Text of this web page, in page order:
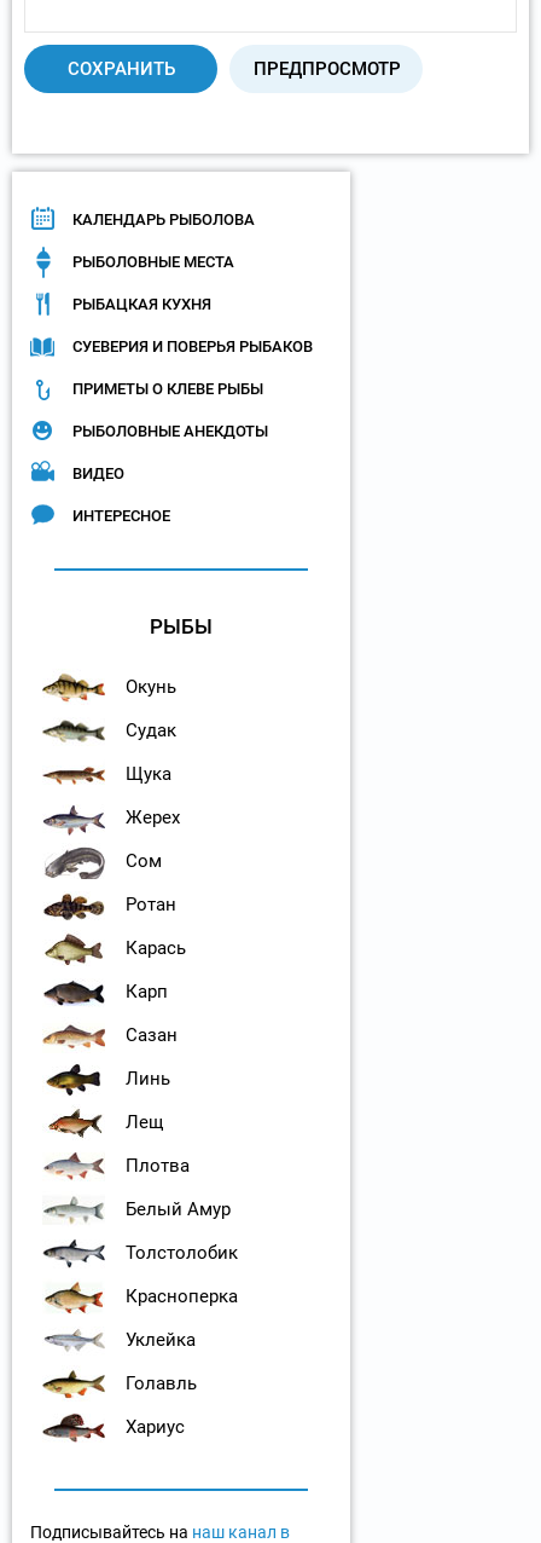
КАЛЕНДАРЬ РЫБОЛОВА
РЫБОЛОВНЫЕ МЕСТА
РЫБАЦКАЯ КУХНЯ
СУЕВЕРИЯ И ПОВЕРЬЯ РЫБАКОВ
ПРИМЕТЫ О КЛЕВЕ РЫБЫ
РЫБОЛОВНЫЕ АНЕКДОТЫ
ВИДЕО
ИНТЕРЕСНОЕ
РЫБЫ
Окунь
Судак
Щука
Жерех
Сом
Ротан
Карась
Карп
Сазан
Линь
Лещ
Плотва
Белый Амур
Толстолобик
Красноперка
Уклейка
Голавль
Хариус
Подписывайтесь на наш канал в